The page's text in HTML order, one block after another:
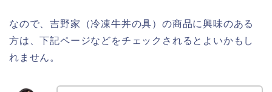
なので、吉野家（冷凍牛丼の具）の商品に興味のある
方は、下記ページなどをチェックされるとよいかもし
れません。